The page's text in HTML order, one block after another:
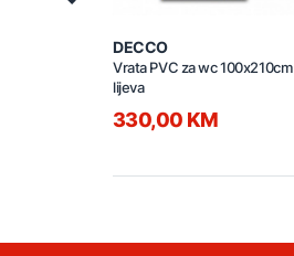
DECCO
Vrata PVC za wc 100x210cm
lijeva
330,00 KM